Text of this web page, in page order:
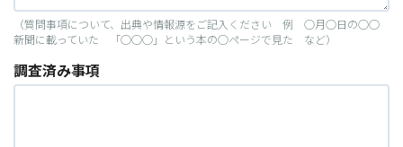
（質問事項について、出典や情報源をご記入ください 例 ○月○日の○○
新聞に載っていた 「○○○」という本の○ページで見た など）
調査済み事項